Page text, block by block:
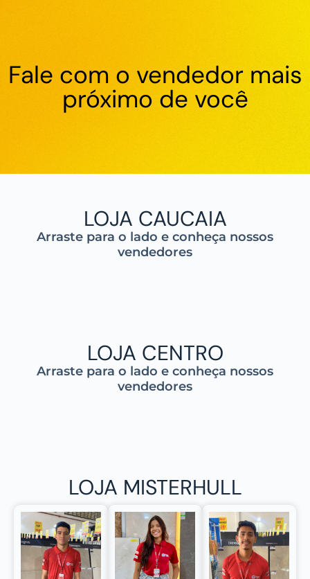
Fale com o vendedor mais
próximo de você
LOJA CAUCAIA
Arraste para o lado e conheça nossos
vendedores
LOJA CENTRO
Arraste para o lado e conheça nossos
vendedores
LOJA MISTERHULL